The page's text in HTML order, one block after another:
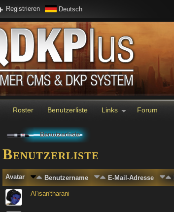
Registrieren Deutsch
Roster Benutzerliste Links Forum
Benutzerliste
Benutzerliste
Avatar Benutzername E-Mail-Adresse
Al'isan'tharani